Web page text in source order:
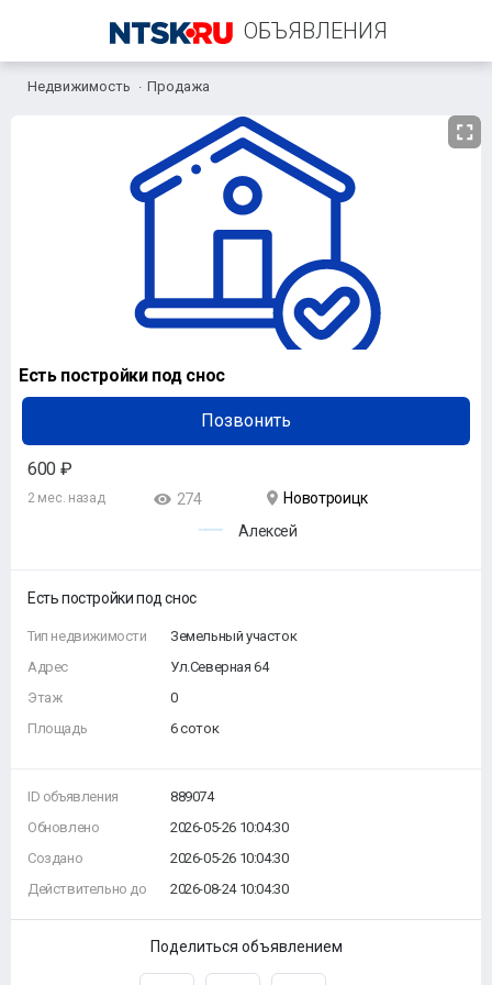
ОБЪЯВЛЕНИЯ
+7 (922) 549-99-80
Недвижимость Продажа
Есть постройки под снос
Позвонить
600 ₽
2 мес. назад 274
Новотроицк
Алексей
Есть постройки под снос
Тип недвижимости
Адрес
Этаж
Площадь
Земельный участок
Ул.Северная 64
0
6 соток
ID объявления
Обновлено
Создано
Действительно до
889074
2026-05-26 10:04:30
2026-05-26 10:04:30
2026-08-24 10:04:30
Поделиться объявлением